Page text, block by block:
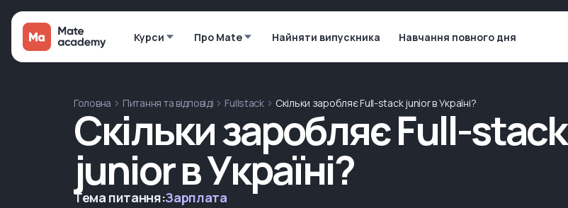
Курси Про Mate Найняти випускника Навчання повного дня
Головна Питання та відповіді Fullstack Скільки заробляє Full-stack junior в Україні?
Скільки заробляє Full-stack
junior в Україні?
Тема питання:Зарплата